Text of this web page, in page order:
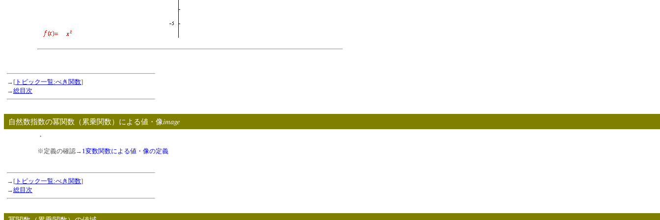
→[ トピック一覧:べき関数]
→総目次
自然数指数の冪関数（累乗関数）による値・像image
・
※定義の確認→ 1変数関数による値・像の定義
→[ トピック一覧:べき関数]
→総目次